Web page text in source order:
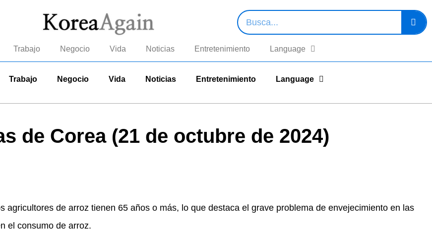
Trabajo Negocio Vida Noticias Entretenimiento Language
Trabajo Negocio Vida Noticias Entretenimiento Language
de Corea (21 de octubre de 2024)
agricultores de arroz tienen 65 años o más, lo que destaca el grave problema de envejecimiento en las
el consumo de arroz.